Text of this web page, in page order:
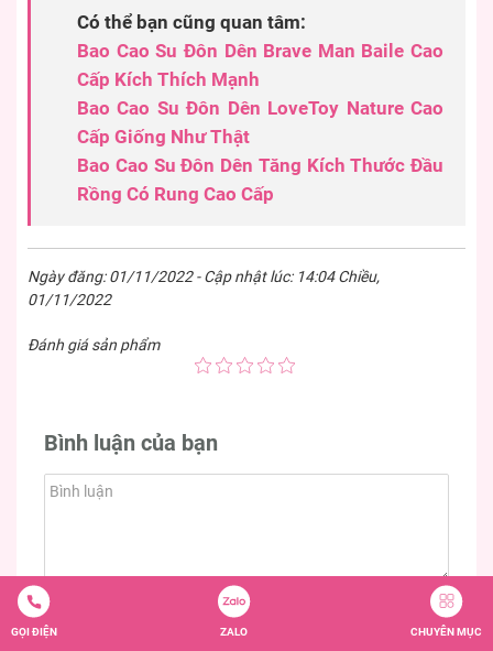
Có thể bạn cũng quan tâm:
Bao Cao Su Đôn Dên Brave Man Baile Cao
Cấp Kích Thích Mạnh
Bao Cao Su Đôn Dên LoveToy Nature Cao
Cấp Giống Như Thật
Bao Cao Su Đôn Dên Tăng Kích Thước Đầu
Rồng Có Rung Cao Cấp
Ngày đăng: 01/11/2022 - Cập nhật lúc: 14:04 Chiều,
01/11/2022
Đánh giá sản phẩm
Bình luận của bạn
GỌI ĐIỆN ZALO CHUYÊN MỤC